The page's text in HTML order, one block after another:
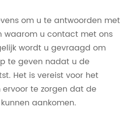
om u te antwoorden met
waarom u contact met ons
wordt u gevraagd om
te geven nadat u de
Het is vereist voor het
te zorgen dat de
aankomen.